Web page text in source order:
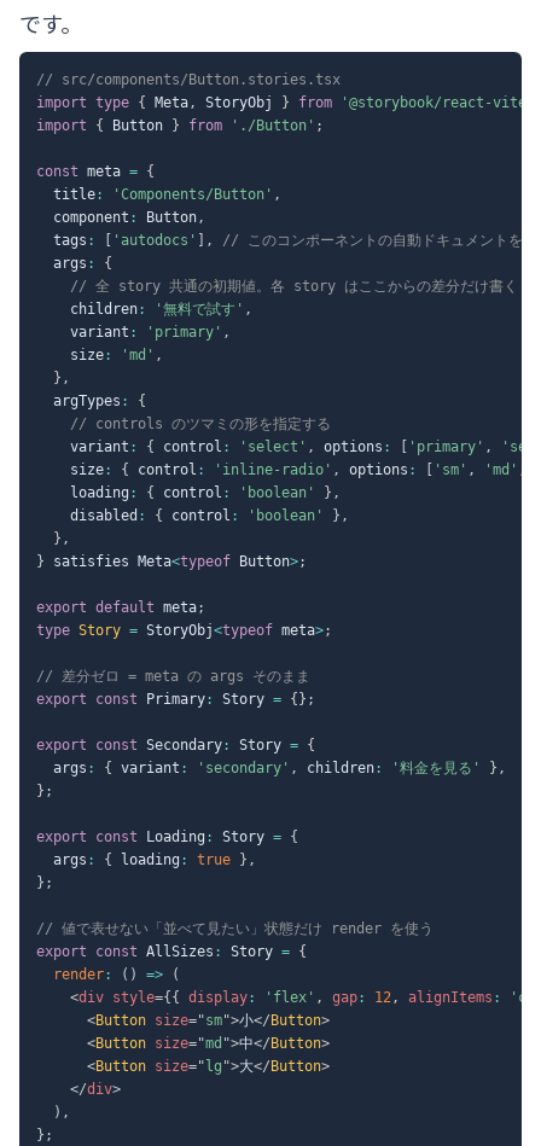
です。
// src/components/Button.stories.tsx
import type { Meta, StoryObj } from '@storybook/react-vite'
import
{ Button } from './Button' ;
const meta = {
  title
: 'Components/Button' ,
  component
: Button,
  tags
: 'autodocs' ,
// このコンポーネントの自動ドキュメントを作
  args
:
{
// 全 story 共通の初期値。各 story はここからの差分だけ書く
    children
: '無料で試す' ,
    variant
: 'primary' ,
    size
: 'md' ,
} ,
  argTypes
:
{
// controls のツマミの形を指定する
    variant
: { control : 'select' , options : 'primary' ,
    size
: { control : 'inline-radio' , options : 'sm' , 'md' ,
    loading
: { control : 'boolean' } ,
    disabled
: { control : 'boolean' } ,
} ,
} satisfies Meta<typeof Button>;
export default meta;
type Story = StoryObj<typeof meta>;
// 差分ゼロ = meta の args そのまま
export
const Primary : Story = { } ;
export const Secondary : Story = {
  args
: { variant : 'secondary' , children : '料金を見る' } ,
} ;
export const Loading : Story = {
  args
: { loading : true } ,
} ;
// 値で表せない「並べて見たい」状態だけ render を使う
export
const AllSizes : Story = {
render : ( ) =>
(
<div style={ { display : 'flex' , gap : 12, alignItems :
<Button size="sm">小</ Button>
<Button size="md ">中</ Button>
<Button size=" lg ">大</ Button>
</div>
) ,
} ;